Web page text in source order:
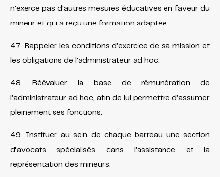
n’exerce pas d’autres mesures éducatives en faveur du
mineur et qui a reçu une formation adaptée.
47. Rappeler les conditions d’exercice de sa mission et
les obligations de l’administrateur ad hoc.
48. Réévaluer la base de rémunération de
l’administrateur ad hoc, afin de lui permettre d’assumer
pleinement ses fonctions.
49. Instituer au sein de chaque barreau une section
d’avocats spécialisés dans l’assistance et la
représentation des mineurs.